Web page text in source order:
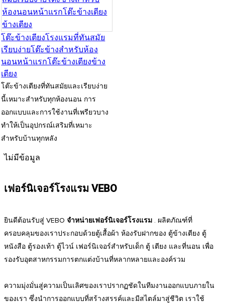
โต๊ะข้างเตียงโรงแรมที่ทันสมัย
เรียบง่ายโต๊ะข้างสำหรับห้อง
นอนหน้าแรกโต๊ะข้างเตียงข้าง
เตียง
โต๊ะข้างเตียงที่ทันสมัยและเรียบง่าย
นี้เหมาะสำหรับทุกห้องนอน การ
ออกแบบและการใช้งานที่เพรียวบาง
ทำให้เป็นอุปกรณ์เสริมที่เหมาะ
สำหรับบ้านทุกหลัง
ไม่มีข้อมูล
เฟอร์นิเจอร์โรงแรม VEBO
ยินดีต้อนรับสู่ VEBO จำหน่ายเฟอร์นิเจอร์โรงแรม
. ผลิตภัณฑ์ที่
ครอบคลุมของเราประกอบด้วยตู้เสื้อผ้า ห้องรับฝากของ ตู้ข้างเตียง ตู้
หนังสือ ตู้รองเท้า ตู้ไวน์ เฟอร์นิเจอร์สำหรับเด็ก ตู้ เตียง และที่นอน เพื่อ
รองรับอุตสาหกรรมการตกแต่งบ้านที่หลากหลายและองค์รวม
ความมุ่งมั่นสู่ความเป็นเลิศของเราปรากฏชัดในทีมงานออกแบบภายใน
ของเรา ซึ่งนำการออกแบบที่สร้างสรรค์และมีสไตล์มาสู่ชีวิต เราใช้